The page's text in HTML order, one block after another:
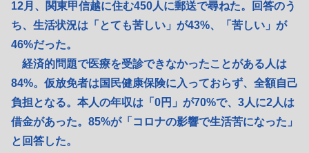
12月、関東甲信越に住む450人に郵送で尋ねた。回答のう
ち、生活状況は「とても苦しい」が43%、「苦しい」が
46%だった。
経済的問題で医療を受診できなかったことがある人は
84%。仮放免者は国民健康保険に入っておらず、全額自己
負担となる。本人の年収は「0円」が70%で、3人に2人は
借金があった。85%が「コロナの影響で生活苦になった」
と回答した。